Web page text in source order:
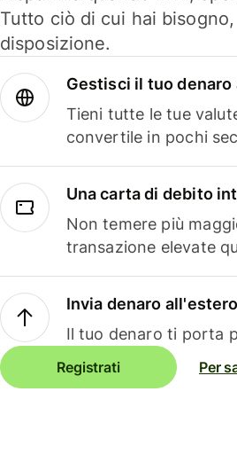
Tutto ciò di cui hai
disposizione.
Gestisci il tuo
Tieni tutte le tue
convertile in pochi
Una carta di debito
Non temere più
transazione elevate
Invia denaro
Il tuo denaro ti porta
Registrati Per